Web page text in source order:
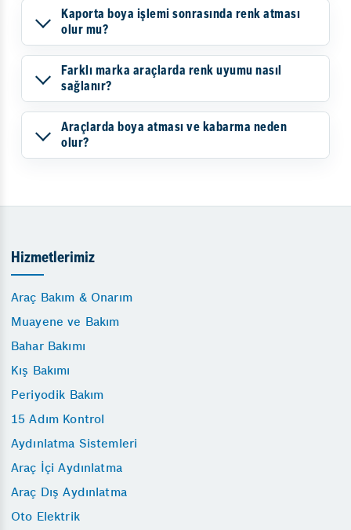
Kaporta boya işlemi sonrasında renk atması
olur mu?
Farklı marka araçlarda renk uyumu nasıl
sağlanır?
Araçlarda boya atması ve kabarma neden
olur?
Hizmetlerimiz
Araç Bakım & Onarım
Muayene ve Bakım
Bahar Bakımı
Kış Bakımı
Periyodik Bakım
15 Adım Kontrol
Aydınlatma Sistemleri
Araç İçi Aydınlatma
Araç Dış Aydınlatma
Oto Elektrik